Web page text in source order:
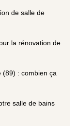
de salle de
la rénovation de
(89) : combien ça
salle de bains